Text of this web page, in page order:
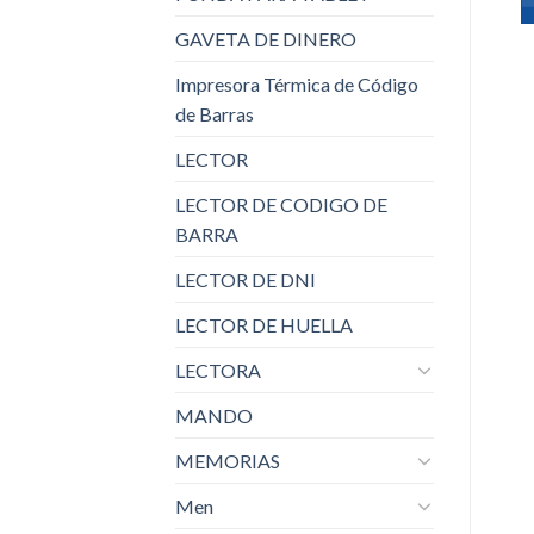
ADD TO CART
GAVETA DE DINERO
Impresora Térmica de Código
de Barras
LECTOR
LECTOR DE CODIGO DE
BARRA
LECTOR DE DNI
LECTOR DE HUELLA
LECTORA
MANDO
MEMORIAS
Men